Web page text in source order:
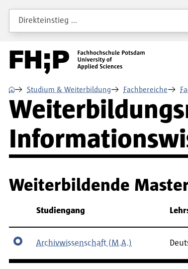
Direkt zum Inhalt
Direkt zur Hauptnavigation
Direkt zum Fußbereich
Direkteinstieg …
⌂ Studium & Weiterbildung Fachbereiche
Weiterbildende
Studiengang
Archivwissenschaft (M.A.)